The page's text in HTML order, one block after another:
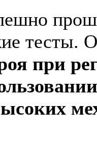
тесты.
при